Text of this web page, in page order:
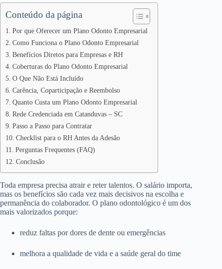
Conteúdo da página
Por que Oferecer um Plano Odonto Empresarial
Como Funciona o Plano Odonto Empresarial
Benefícios Diretos para Empresas e RH
Coberturas do Plano Odonto Empresarial
O Que Não Está Incluído
Carência, Coparticipação e Reembolso
Quanto Custa um Plano Odonto Empresarial
Rede Credenciada em Catanduvas – SC
Passo a Passo para Contratar
Checklist para o RH Antes da Adesão
Perguntas Frequentes (FAQ)
Conclusão
Toda empresa precisa atrair e reter talentos. O salário importa,
mas os benefícios são cada vez mais decisivos na escolha e
permanência do colaborador. O plano odontológico é um dos
mais valorizados porque:
reduz faltas por dores de dente ou emergências
melhora a qualidade de vida e a saúde geral do time